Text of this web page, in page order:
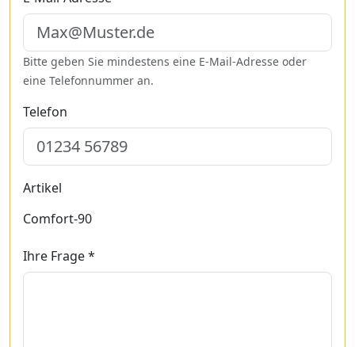
Bitte geben Sie mindestens eine E-Mail-Adresse oder
eine Telefonnummer an.
Telefon
Artikel
Comfort-90
Ihre Frage *